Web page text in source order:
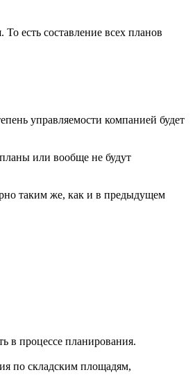
есть составление всех планов
управляемости компанией будет
или вообще не будут
таким же, как и в предыдущем
в процессе планирования.
по складским площадям,